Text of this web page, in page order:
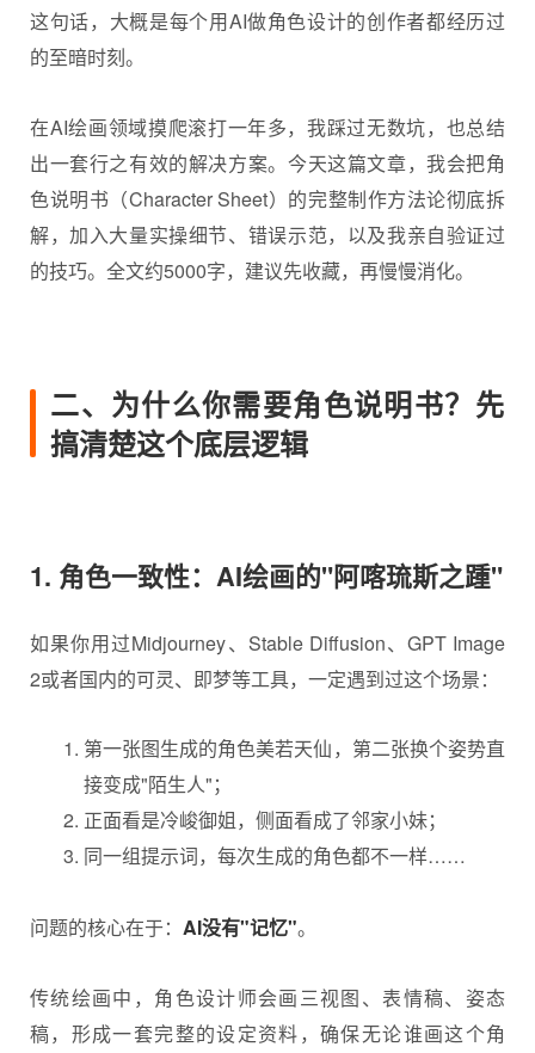
这句话，大概是每个用AI做角色设计的创作者都经历过
的至暗时刻。
在AI绘画领域摸爬滚打一年多，我踩过无数坑，也总结
出一套行之有效的解决方案。今天这篇文章，我会把角
色说明书（Character Sheet）的完整制作方法论彻底拆
解，加入大量实操细节、错误示范，以及我亲自验证过
的技巧。全文约5000字，建议先收藏，再慢慢消化。
二、为什么你需要角色说明书？先
搞清楚这个底层逻辑
1. 角色一致性：AI绘画的"阿喀琉斯之踵"
如果你用过Midjourney、Stable Diffusion、GPT Image
2或者国内的可灵、即梦等工具，一定遇到过这个场景：
第一张图生成的角色美若天仙，第二张换个姿势直
接变成"陌生人"；
正面看是冷峻御姐，侧面看成了邻家小妹；
同一组提示词，每次生成的角色都不一样……
问题的核心在于： AI没有"记忆"。
传统绘画中，角色设计师会画三视图、表情稿、姿态
稿，形成一套完整的设定资料，确保无论谁画这个角